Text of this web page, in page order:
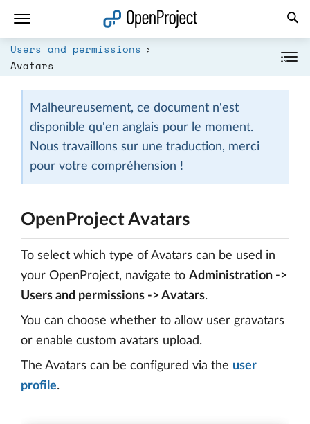
Users and permissions
Avatars
Malheureusement, ce document n'est
disponible qu'en anglais pour le moment.
Nous travaillons sur une traduction, merci
pour votre compréhension !
OpenProject Avatars
To select which type of Avatars can be used in
your OpenProject, navigate to Administration ->
Users and permissions -> Avatars.
You can choose whether to allow user gravatars
or enable custom avatars upload.
The Avatars can be configured via the user
profile.
Ouvrir le lien dans un nouvel onglet